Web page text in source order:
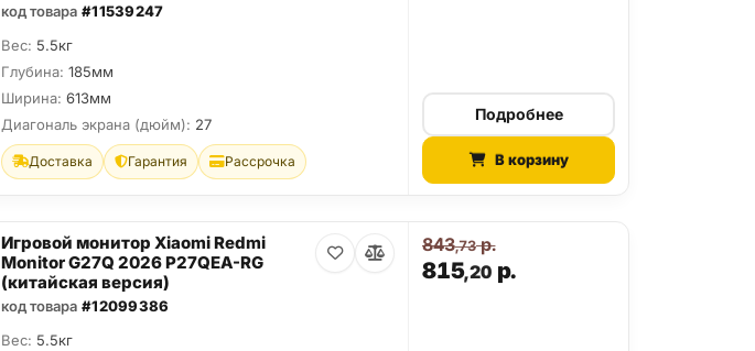
код товара #11539247
Вес: 5.5кг
Глубина: 185мм
Ширина: 613мм
Диагональ экрана (дюйм): 27
Доставка Гарантия Рассрочка
Подробнее
В корзину
Игровой монитор Xiaomi Redmi
Monitor G27Q 2026 P27QEA-RG
(китайская версия)
код товара #12099386
Вес: 5.5кг
815,20р.
843,73р.